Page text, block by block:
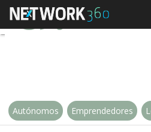
La
Autónomos Emprendedores